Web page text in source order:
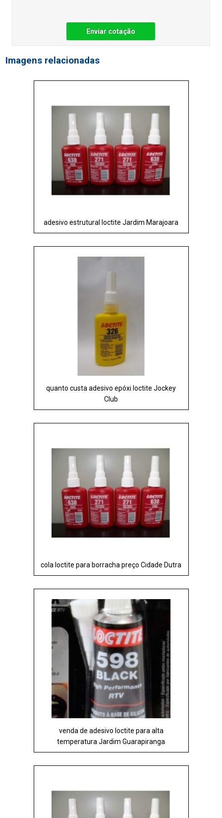
Enviar cotação
Imagens relacionadas
adesivo estrutural loctite Jardim Marajoara
quanto custa adesivo epóxi loctite Jockey
Club
cola loctite para borracha preço Cidade Dutra
venda de adesivo loctite para alta
temperatura Jardim Guarapiranga